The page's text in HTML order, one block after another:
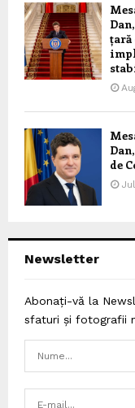
țară
de
Newsletter
Abonați-vă la
sfaturi și fotografii